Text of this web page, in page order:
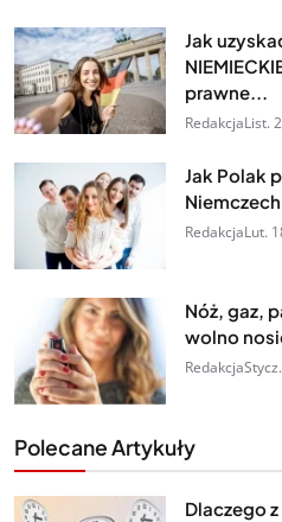
Jak
prawne...
RedakcjaList.
Jak Polak
RedakcjaLut.
Nóż, gaz,
wolno
Redakcja
Polecane Artykuły
Dlaczego